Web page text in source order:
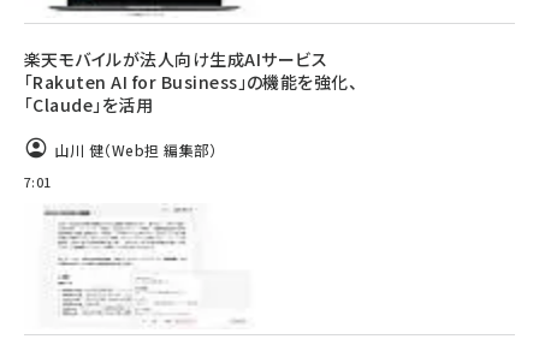
楽天モバイルが法人向け生成AIサービス
「Rakuten AI for Business」の機能を強化、
「Claude」を活用
山川 健（Web担 編集部）
7:01